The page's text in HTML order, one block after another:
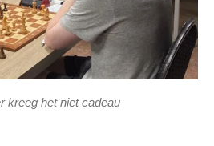
kreeg het niet cadeau